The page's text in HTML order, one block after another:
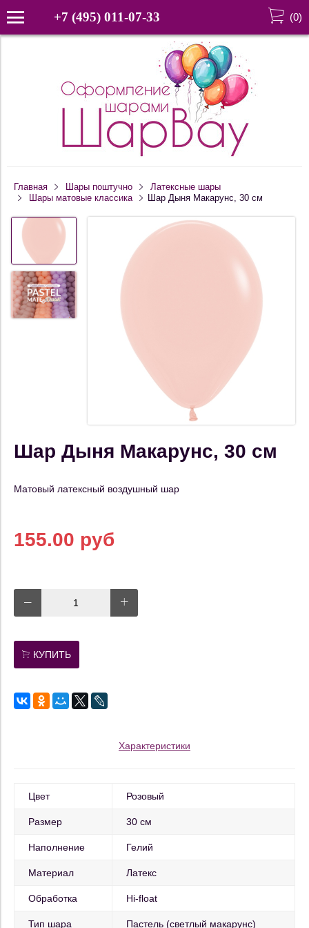
+7 (495) 011-07-33 (0)
Главная Шары поштучно
Латексные шары
Шары матовые классика
Шар Дыня Макарунс, 30 см
Шар Дыня Макарунс, 30 см
Матовый латексный воздушный шар
155.00 руб
КУПИТЬ
Характеристики
Цвет Розовый
Размер 30 см
Наполнение Гелий
Материал Латекс
Обработка Hi-float
Тип шара Пастель (светлый макарунс)